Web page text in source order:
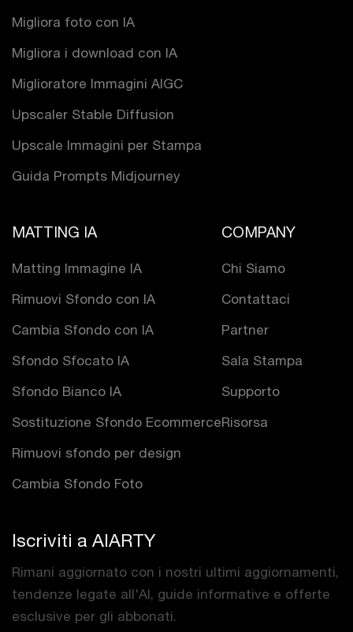
Migliora foto con IA
Migliora i download con IA
Miglioratore Immagini AIGC
Upscaler Stable Diffusion
Upscale Immagini per Stampa
Guida Prompts Midjourney
MATTING IA
Matting Immagine IA
Rimuovi Sfondo con IA
Cambia Sfondo con IA
Sfondo Sfocato IA
Sfondo Bianco IA
Sostituzione Sfondo Ecommerce
Rimuovi sfondo per design
Cambia Sfondo Foto
COMPANY
Chi Siamo
Contattaci
Partner
Sala Stampa
Supporto
Risorsa
Iscriviti a AIARTY
Rimani aggiornato con i nostri ultimi aggiornamenti,
tendenze legate all'AI, guide informative e offerte
esclusive per gli abbonati.